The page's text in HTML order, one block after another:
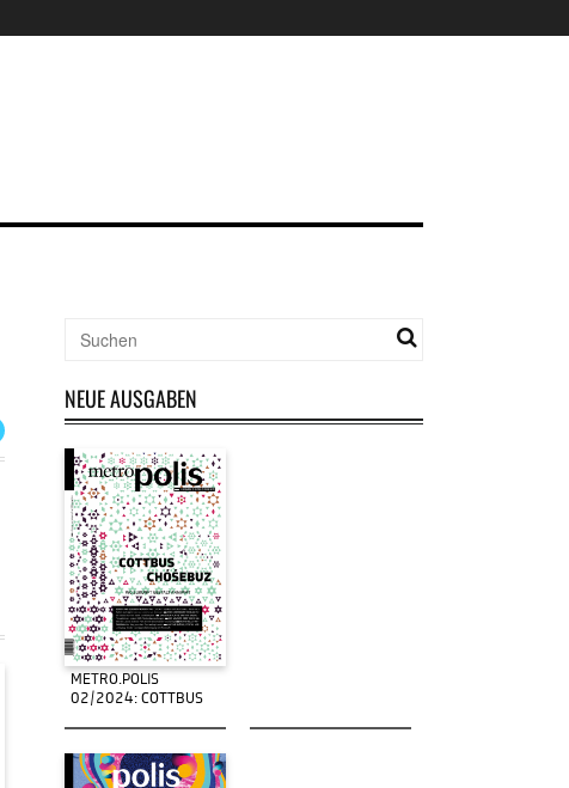
NEUE AUSGABEN
METRO.POLIS
02/2024: COTTBUS